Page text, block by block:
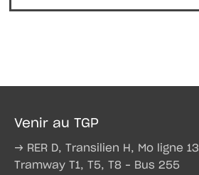
Venir au TGP
→ RER D, Transilien H, Mo ligne 13
Tramway T1, T5, T8 – Bus 255